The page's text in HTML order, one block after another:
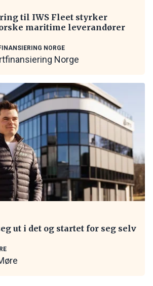
til IWS Fleet styrker
maritime leverandører
NORGE
Norge
ut i det og startet for seg selv